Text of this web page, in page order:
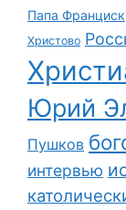
Папа Франциск
Христово
Юрий
Пушков
интервью